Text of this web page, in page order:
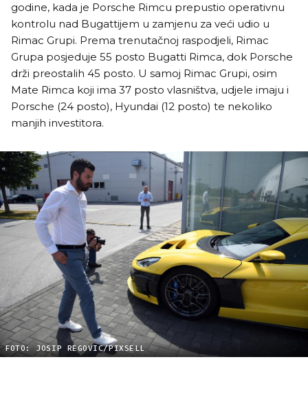
godine, kada je Porsche Rimcu prepustio operativnu
kontrolu nad Bugattijem u zamjenu za veći udio u
Rimac Grupi. Prema trenutačnoj raspodjeli, Rimac
Grupa posjeduje 55 posto Bugatti Rimca, dok Porsche
drži preostalih 45 posto. U samoj Rimac Grupi, osim
Mate Rimca koji ima 37 posto vlasništva, udjele imaju i
Porsche (24 posto), Hyundai (12 posto) te nekoliko
manjih investitora.
FOTO: JOSIP REGOVIC/PIXSELL